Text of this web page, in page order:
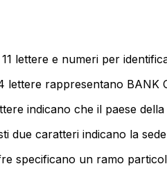
lettere e numeri per
lettere rappresentano BANK
indicano che il paese
due caratteri indicano la
specificano un ramo